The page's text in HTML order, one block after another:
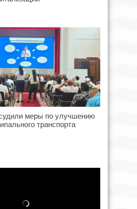
меры по улучшению
транспорта